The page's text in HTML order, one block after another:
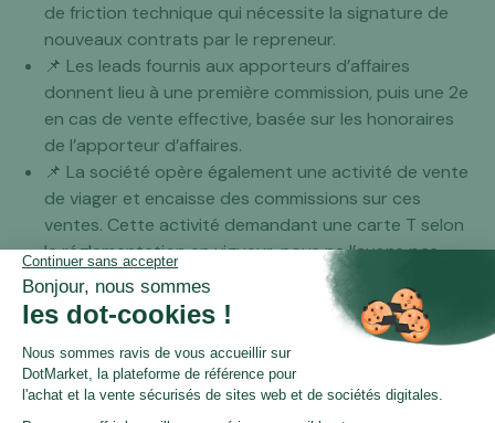
de friction technique qui nécessite la signature de
nouveaux contrats par le repreneur.
📌 Les leads fournis aux apporteurs d’affaires
donnent lieu à une première commission, puis une 2e
en cas de vente effective, basée sur les honoraires
de l’apporteur d’affaires.
📌 La société opère également une activité de vente
de viager et encaisse des commissions sur ces
ventes. Cette activité demandant une carte T selon
la réglementation en vigueur, nous ne l’avons pas
incluse dans le périmètre de la vente.
🎯 Action recommandée :
Demander les chiffres 2026 à jour. Demander les
éléments constitutifs du fonds de commerce. Anticiper